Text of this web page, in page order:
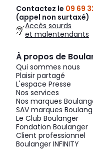
Contactez le 09 69
(appel non surtaxé)
Accès sourds
et malentendants
À propos de
Qui sommes nous
Plaisir partagé
L'espace Presse
Nos services
Nos marques
SAV marques
Le Club Boulanger
Fondation Boulanger
Client professionnel
Boulanger INFINITY